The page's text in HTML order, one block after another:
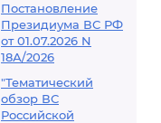
Постановление
Президиума ВС РФ
от 01.07.2026 N
18А/2026
"Тематический
обзор ВС
Российской